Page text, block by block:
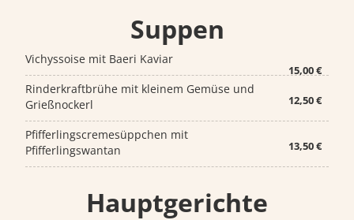
Suppen
15,00 €
Vichyssoise mit Baeri Kaviar
12,50 €
Rinderkraftbrühe mit kleinem Gemüse und
Grießnockerl
13,50 €
Pfifferlingscremesüppchen mit
Pfifferlingswantan
Hauptgerichte